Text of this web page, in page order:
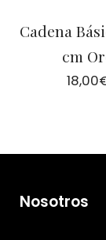
Cadena
cm
18,00
Nosotros